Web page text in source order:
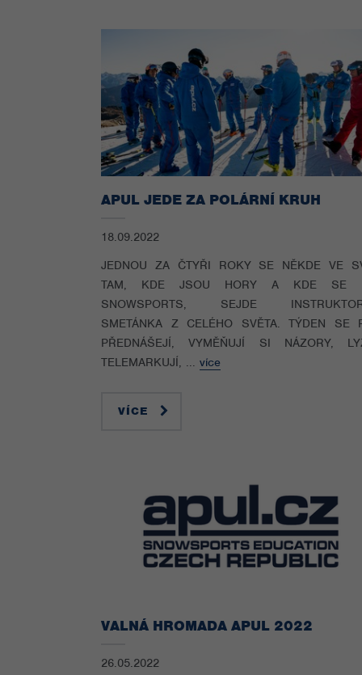
APUL JEDE ZA POLÁRNÍ KRUH
18.09.2022
JEDNOU ZA ČTYŘI ROKY SE NĚKDE VE
TAM, KDE JSOU HORY A KDE SE
SNOWSPORTS, SEJDE
SMETÁNKA Z CELÉHO SVĚTA. TÝDEN SE
PŘEDNÁŠEJÍ, VYMĚŇUJÍ SI NÁZORY,
TELEMARKUJÍ, ... více
VÍCE
VALNÁ HROMADA APUL 2022
26.05.2022